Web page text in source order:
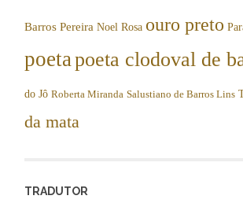
Barros Pereira Noel Rosa ouro preto
poetapoeta clodoval de
do Jô Roberta Miranda Salustiano de Barros Lins
da mata
TRADUTOR